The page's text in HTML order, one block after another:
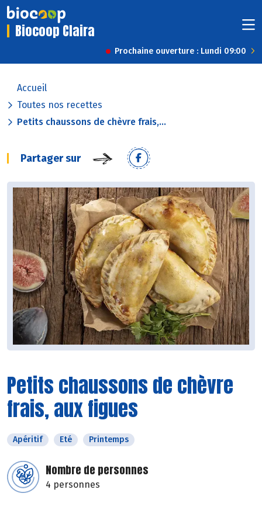
Biocoop Claira
Prochaine ouverture : Lundi 09:00
Accueil
Toutes nos recettes
Petits chaussons de chèvre frais,...
Partager sur
Petits chaussons de chèvre
frais, aux figues
Apéritif Eté Printemps
Nombre de personnes
4 personnes